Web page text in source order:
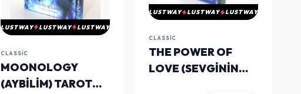
LUSTWAY LUSTWAY LUSTWAY
CLASSIC
MOONOLOGY
(AYBILIM) TAROT
LUSTWAY LUSTWAY LUSTWAY
CLASSIC
THE POWER OF
LOVE (SEVGININ